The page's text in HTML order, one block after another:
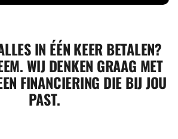
IN ÉÉN KEER BETALEN?
WIJ DENKEN GRAAG MET
FINANCIERING DIE BIJ JOU
PAST.